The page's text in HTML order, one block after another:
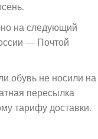
на следующий
— Почтой
обувь не носили на
пересылка
тарифу доставки.